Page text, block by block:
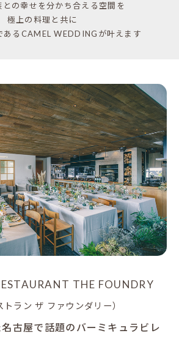
との幸せを分かち合える空間を
極上の料理と共に
あるCAMEL WEDDINGが叶えます
THE FOUNDRY
トラン ザ ファウンダリー）
古屋で話題のバーミキュラビレ